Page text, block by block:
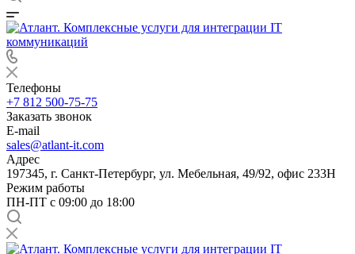
Телефоны
+7 812 500-75-75
Заказать звонок
E-mail
sales@atlant-it.com
Адрес
197345, г. Санкт-Петербург, ул. Мебельная, 49/92, офис 233Н
Режим работы
ПН-ПТ с 09:00 до 18:00